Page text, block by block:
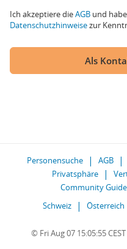
Ich akzeptiere dieAGB und
Datenschutzhinweisezur
Als
Personensuche AGB
Privatsphäre
Community
Schweiz
Österreich
© Fri Aug 07 15:05:55